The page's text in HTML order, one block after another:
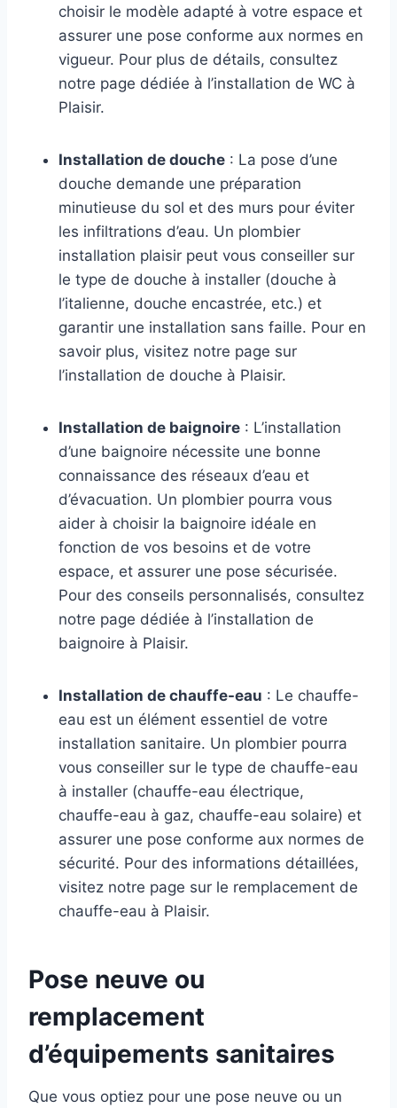
choisir le modèle adapté à votre espace et
assurer une pose conforme aux normes en
vigueur. Pour plus de détails, consultez
notre page dédiée à l’installation de WC à
Plaisir.
Installation de douche : La pose d’une
douche demande une préparation
minutieuse du sol et des murs pour éviter
les infiltrations d’eau. Un plombier
installation plaisir peut vous conseiller sur
le type de douche à installer (douche à
l’italienne, douche encastrée, etc.) et
garantir une installation sans faille. Pour en
savoir plus, visitez notre page sur
l’installation de douche à Plaisir.
Installation de baignoire : L’installation
d’une baignoire nécessite une bonne
connaissance des réseaux d’eau et
d’évacuation. Un plombier pourra vous
aider à choisir la baignoire idéale en
fonction de vos besoins et de votre
espace, et assurer une pose sécurisée.
Pour des conseils personnalisés, consultez
notre page dédiée à l’installation de
baignoire à Plaisir.
Installation de chauffe-eau : Le chauffe-
eau est un élément essentiel de votre
installation sanitaire. Un plombier pourra
vous conseiller sur le type de chauffe-eau
à installer (chauffe-eau électrique,
chauffe-eau à gaz, chauffe-eau solaire) et
assurer une pose conforme aux normes de
sécurité. Pour des informations détaillées,
visitez notre page sur le remplacement de
chauffe-eau à Plaisir.
Pose neuve ou
remplacement
d’équipements sanitaires
Que vous optiez pour une pose neuve ou un